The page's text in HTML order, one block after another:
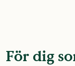
För dig